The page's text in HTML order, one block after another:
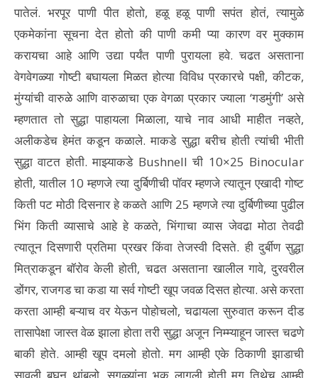
पातेलं. भरपूर पाणी पीत होतो, हळू हळू पाणी सपंत होतं, त्यामुळे
एकमेकांना सूचना देत होतो की पाणी कमी प्या कारण वर मुक्काम
करायचा आहे आणि उद्या पर्यंत पाणी पुरायला हवे. चढत असताना
वेगवेगळ्या गोष्टी बघायला मिळत होत्या विविध प्रकारचे पक्षी, कीटक,
मुंग्यांची वारुळे आणि वारुळाचा एक वेगळा प्रकार ज्याला ‘गडमुंगी’ असे
म्हणतात तो सुद्धा पाहायला मिळाला, याचे नाव आधी माहीत नव्हते,
अलीकडेच हेमंत कडून कळाले. माकडे सुद्धा बरीच होती त्यांची भीती
सुद्धा वाटत होती. माझ्याकडे Bushnell ची 10×25 Binocular
होती, यातील 10 म्हणजे त्या दुर्बिणीची पॉवर म्हणजे त्यातून एखादी गोष्ट
किती पट मोठी दिसनार हे कळते आणि 25 म्हणजे त्या दुर्बिणीच्या पुढील
भिंग किती व्यासाचे आहे हे कळते, भिंगाचा व्यास जेवढा मोठा तेवढी
त्यातून दिसणारी प्रतिमा प्रखर किंवा तेजस्वी दिसते. ही दुर्बीण सुद्धा
मित्राकडून बॉरोव केली होती, चढत असताना खालील गावे, दुरवरील
डोंगर, राजगड चा कडा या सर्व गोष्टी खूप जवळ दिसत होत्या. असे करता
करता आम्ही बऱ्याच वर येऊन पोहोचलो, चढायला सुरुवात करून दीड
तासापेक्षा जास्त वेळ झाला होता तरी सुद्धा अजून निम्म्याहून जास्त चढणे
बाकी होते. आम्ही खूप दमलो होतो. मग आम्ही एके ठिकाणी झाडाची